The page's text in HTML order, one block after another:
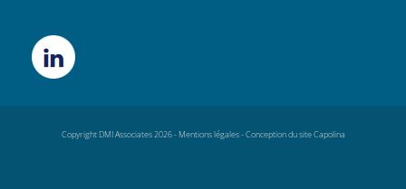
Copyright DMI Associates 2026 - Mentions légales-Conception du site Capolina